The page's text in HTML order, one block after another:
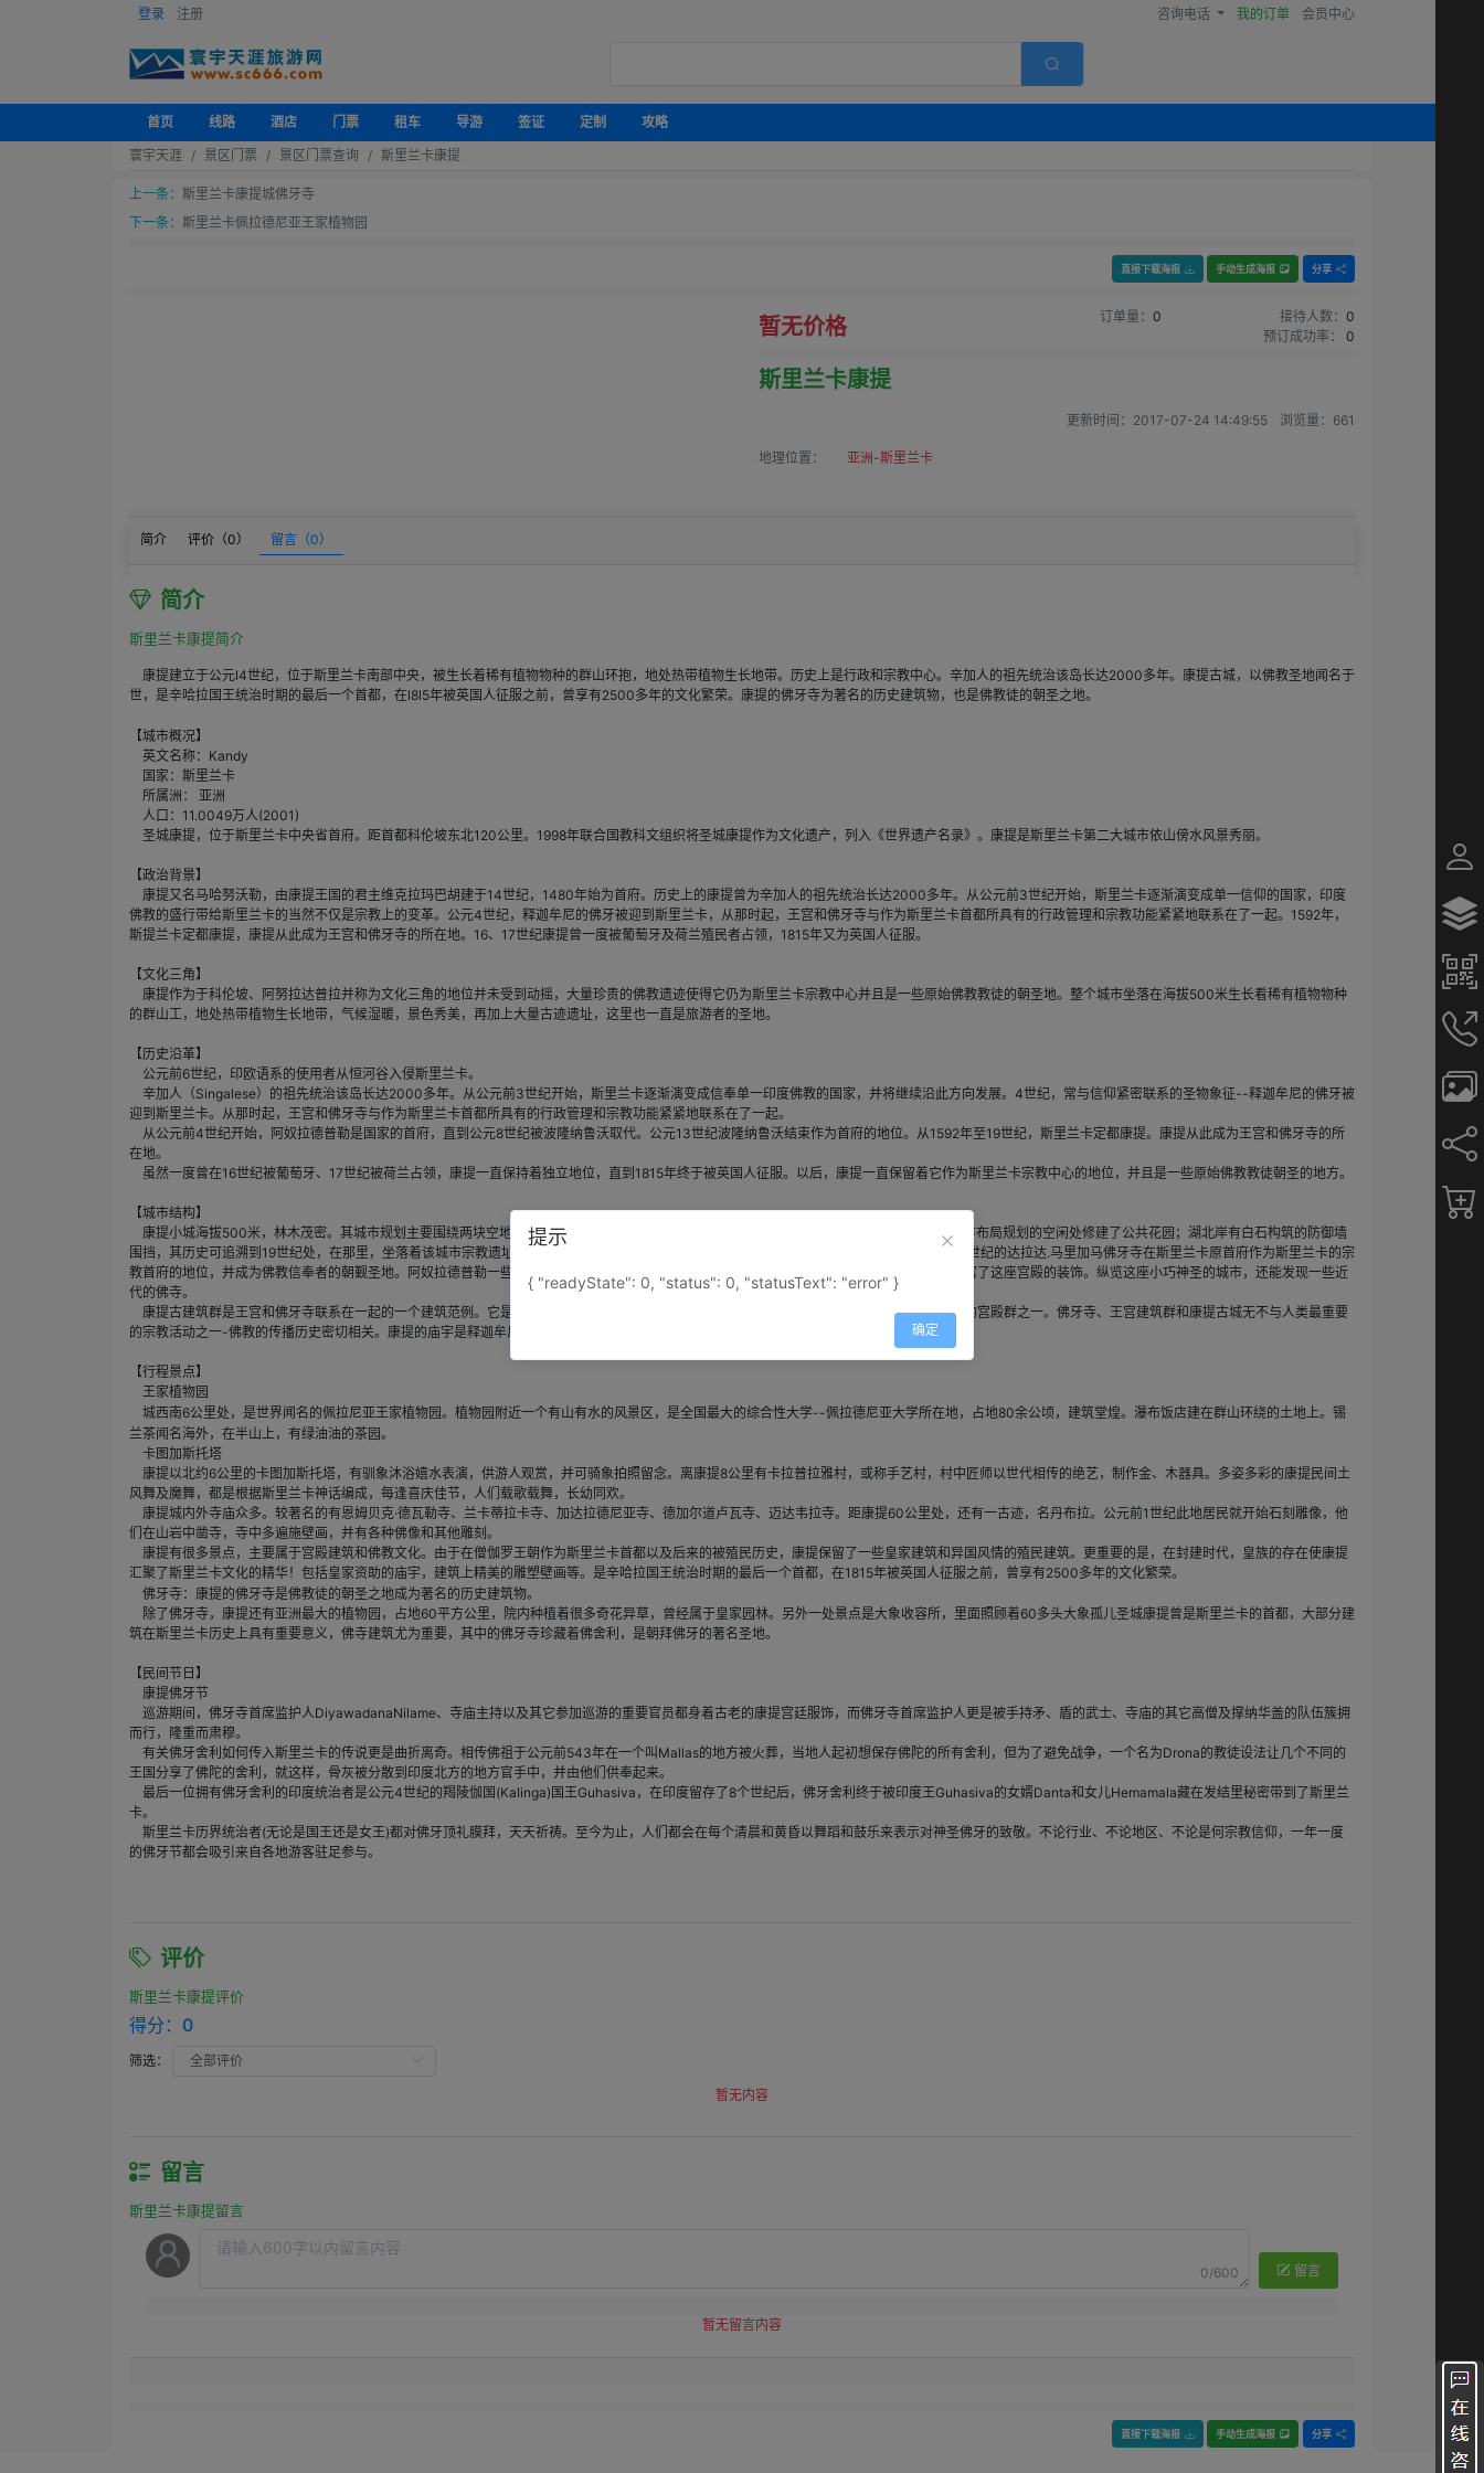
登录 注册 咨询电话 我的订单 会员中心
首页 线路 酒店 门票 租车 导游 签证 定制
攻略
寰宇天涯
景区门票 景区门票查询 斯里兰卡康提
上一条： 斯里兰卡康提城佛牙寺
下一条： 斯里兰卡佩拉德尼亚王家植物园
直接下载海报 手动生成海报 分享
暂无价格 订单量： 0 接待人数： 0
预订成功率：
0
斯里兰卡康提
更新时间： 2017-07-24 14:49:55 浏览量： 661
地理位置： 亚洲-斯里兰卡
简介 评价（0） 留言（0）
简介
斯里兰卡康提简介
康提建立于公元l4世纪，位于斯里兰卡南部中央，被生长着稀有植物物种的群山环抱，地处热带植物生长地带。历史上是行政和宗教中心。辛加人的祖先统治该岛长达2000多年。康提古城，以佛教圣地闻名于
世，是辛哈拉国王统治时期的最后一个首都，在l8l5年被英国人征服之前，曾享有2500多年的文化繁荣。康提的佛牙寺为著名的历史建筑物，也是佛教徒的朝圣之地。
【城市概况】
英文名称：Kandy
国家：斯里兰卡
所属洲： 亚洲
人口：11.0049万人(2001)
圣城康提，位于斯里兰卡中央省首府。距首都科伦坡东北120公里。1998年联合国教科文组织将圣城康提作为文化遗产，列入《世界遗产名录》。康提是斯里兰卡第二大城市依山傍水风景秀丽。
【政治背景】
康提又名马哈努沃勒，由康提王国的君主维克拉玛巴胡建于14世纪，1480年始为首府。历史上的康提曾为辛加人的祖先统治长达2000多年。从公元前3世纪开始，斯里兰卡逐渐演变成单一信仰的国家，印度
佛教的盛行带给斯里兰卡的当然不仅是宗教上的变革。公元4世纪，释迦牟尼的佛牙被迎到斯里兰卡，从那时起，王宫和佛牙寺与作为斯里兰卡首都所具有的行政管理和宗教功能紧紧地联系在了一起。1592年，
斯提兰卡定都康提，康提从此成为王宫和佛牙寺的所在地。16、17世纪康提曾一度被葡萄牙及荷兰殖民者占领，1815年又为英国人征服。
【文化三角】
康提作为于科伦坡、阿努拉达普拉并称为文化三角的地位并未受到动摇，大量珍贵的佛教遗迹使得它仍为斯里兰卡宗教中心并且是一些原始佛教教徒的朝圣地。整个城市坐落在海拔500米生长看稀有植物物种
的群山工，地处热带植物生长地带，气候湿暖，景色秀美，再加上大量古迹遗址，这里也一直是旅游者的圣地。
【历史沿革】
公元前6世纪，印欧语系的使用者从恒河谷入侵斯里兰卡。
辛加人（Singalese）的祖先统治该岛长达2000多年。从公元前3世纪开始，斯里兰卡逐渐演变成信奉单一印度佛教的国家，并将继续沿此方向发展。4世纪，常与信仰紧密联系的圣物象征--释迦牟尼的佛牙被
迎到斯里兰卡。从那时起，王宫和佛牙寺与作为斯里兰卡首都所具有的行政管理和宗教功能紧紧地联系在了一起。
从公元前4世纪开始，阿奴拉德普勒是国家的首府，直到公元8世纪被波隆纳鲁沃取代。公元13世纪波隆纳鲁沃结束作为首府的地位。从1592年至19世纪，斯里兰卡定都康提。康提从此成为王宫和佛牙寺的所
在地。
虽然一度曾在16世纪被葡萄牙、17世纪被荷兰占领，康提一直保持着独立地位，直到1815年终于被英国人征服。以后，康提一直保留着它作为斯里兰卡宗教中心的地位，并且是一些原始佛教教徒朝圣的地方。
【城市结构】
康提小城海拔500米，林木茂密。其城市规划主要围绕两块空地开展：尽头是老城行政大楼的纵长地带和形状是四边形的人工湖地带，并在城市布局规划的空闲处修建了公共花园；湖北岸有白石构筑的防御墙
围挡，其历史可追溯到19世纪处，在那里，坐落着该城市宗教遗址，包括王宫和被称为达拉达.马里加马(Dalada Maligama)的佛牙寺。重建于18世纪的达拉达.马里加马佛牙寺在斯里兰卡原首府作为斯里兰卡的宗
教首府的地位，并成为佛教信奉者的朝觐圣地。阿奴拉德普勒一些庙宇的影响下，以花岗岩为基石。石灰石、大理石、木雕、牙雕等大量材料丰富了这座宫殿的装饰。纵览这座小巧神圣的城市，还能发现一些近
代的佛寺。
康提古建筑群是王宫和佛牙寺联系在一起的一个建筑范例。它是众多修建在随着国家首都的变动而迁移的作为辛加君主制度保障的圣物存放地的宫殿群之一。佛牙寺、王宫建筑群和康提古城无不与人类最重要
的宗教活动之一-佛教的传播历史密切相关。康提的庙宇是释迦牟尼牙骨最终旅程的产物，也是信徒们继续举行活动的见证。
【行程景点】
王家植物园
城西南6公里处，是世界闻名的佩拉尼亚王家植物园。植物园附近一个有山有水的风景区，是全国最大的综合性大学--佩拉德尼亚大学所在地，占地80余公顷，建筑堂煌。瀑布饭店建在群山环绕的土地上。锡
兰茶闻名海外，在半山上，有绿油油的茶园。
卡图加斯托塔
康提以北约6公里的卡图加斯托塔，有驯象沐浴嬉水表演，供游人观赏，并可骑象拍照留念。离康提8公里有卡拉普拉雅村，或称手艺村，村中匠师以世代相传的绝艺，制作金、木器具。多姿多彩的康提民间土
风舞及魔舞，都是根据斯里兰卡神话编成，每逢喜庆佳节，人们载歌载舞，长幼同欢。
康提城内外寺庙众多。较著名的有恩姆贝克·德瓦勒寺、兰卡蒂拉卡寺、加达拉德尼亚寺、德加尔道卢瓦寺、迈达韦拉寺。距康提60公里处，还有一古迹，名丹布拉。公元前1世纪此地居民就开始石刻雕像，他
们在山岩中凿寺，寺中多遍施壁画，并有各种佛像和其他雕刻。
康提有很多景点，主要属于宫殿建筑和佛教文化。由于在僧伽罗王朝作为斯里兰卡首都以及后来的被殖民历史，康提保留了一些皇家建筑和异国风情的殖民建筑。更重要的是，在封建时代，皇族的存在使康提
汇聚了斯里兰卡文化的精华！包括皇家资助的庙宇，建筑上精美的雕塑壁画等。是辛哈拉国王统治时期的最后一个首都，在1815年被英国人征服之前，曾享有2500多年的文化繁荣。
佛牙寺： 康提的佛牙寺是佛教徒的朝圣之地成为著名的历史建筑物。
除了佛牙寺，康提还有亚洲最大的植物园，占地60平方公里，院内种植着很多奇花异草，曾经属于皇家园林。另外一处景点是大象收容所，里面照顾着60多头大象孤儿圣城康提曾是斯里兰卡的首都，大部分建
筑在斯里兰卡历史上具有重要意义，佛寺建筑尤为重要，其中的佛牙寺珍藏着佛舍利，是朝拜佛牙的著名圣地。
【民间节日】
康提佛牙节
巡游期间，佛牙寺首席监护人DiyawadanaNilame、寺庙主持以及其它参加巡游的重要官员都身着古老的康提宫廷服饰，而佛牙寺首席监护人更是被手持矛、盾的武士、寺庙的其它高僧及撑纳华盖的队伍簇拥
而行，隆重而肃穆。
有关佛牙舍利如何传入斯里兰卡的传说更是曲折离奇。相传佛祖于公元前543年在一个叫Mallas的地方被火葬，当地人起初想保存佛陀的所有舍利，但为了避免战争，一个名为Drona的教徒设法让几个不同的
王国分享了佛陀的舍利，就这样，骨灰被分散到印度北方的地方官手中，并由他们供奉起来。
最后一位拥有佛牙舍利的印度统治者是公元4世纪的羯陵伽国(Kalinga)国王Guhasiva，在印度留存了8个世纪后，佛牙舍利终于被印度王Guhasiva的女婿Danta和女儿Hemamala藏在发结里秘密带到了斯里兰
卡。
斯里兰卡历界统治者(无论是国王还是女王)都对佛牙顶礼膜拜，天天祈祷。至今为止，人们都会在每个清晨和黄昏以舞蹈和鼓乐来表示对神圣佛牙的致敬。不论行业、不论地区、不论是何宗教信仰，一年一度
的佛牙节都会吸引来自各地游客驻足参与。
评价
斯里兰卡康提评价
得分： 0
筛选：
暂无内容
留言
斯里兰卡康提留言
0/600 留言
暂无留言内容
直接下载海报 手动生成海报 分享
提示
{ "readyState": 0, "status": 0, "statusText": "error" }
确定